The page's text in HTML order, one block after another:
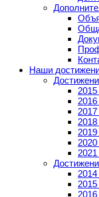
Наши
2015
2016
2017
2018
2019
2020
2021
2014
2015
2016